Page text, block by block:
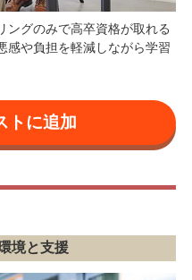
ングのみで高卒資格が取れる
感や負担を軽減しながら学習
境と支援